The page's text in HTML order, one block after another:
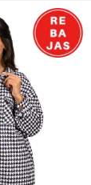
095900383
095900383
095900354